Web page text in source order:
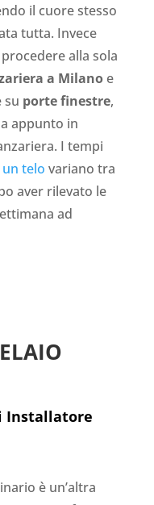
il cuore stesso
tutta. Invece
alla sola
a Milanoe
su porte finestre,
appunto in
I tempi
telo variano tra
aver rilevato le
ad
Installatore
è un’altra